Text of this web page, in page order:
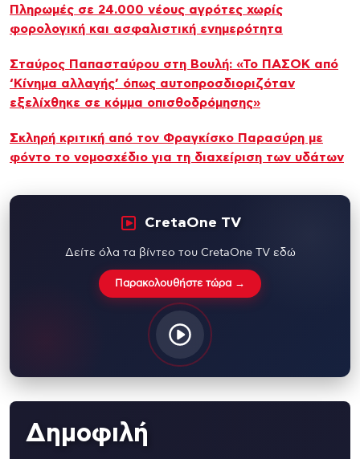
Πληρωμές σε 24.000 νέους αγρότες χωρίς
φορολογική και ασφαλιστική ενημερότητα
Σταύρος Παπασταύρου στη Βουλή: «Το ΠΑΣΟΚ από
‘Κίνημα αλλαγής’ όπως αυτοπροσδιοριζόταν
εξελίχθηκε σε κόμμα οπισθοδρόμησης»
Σκληρή κριτική από τον Φραγκίσκο Παρασύρη με
φόντο το νομοσχέδιο για τη διαχείριση των υδάτων
CretaOne TV
Δείτε όλα τα βίντεο του CretaOne TV εδώ
Παρακολουθήστε τώρα →
Δημοφιλή